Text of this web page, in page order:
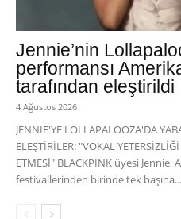
Jennie’nin
performansı
tarafından eleştirildi
4 Ağustos 2026
JENNIE'YE LOLLAPALOOZA'DA
ELEŞTİRİLER: "VOKAL
ETMESİ" BLACKPINK üyesi Jennie,
festivallerinden birinde tek başına...